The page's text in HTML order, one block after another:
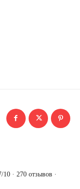
10 · 270 отзывов ·